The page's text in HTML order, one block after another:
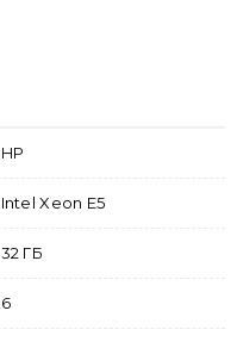
HP
Intel Xeon E5
32 ГБ
6